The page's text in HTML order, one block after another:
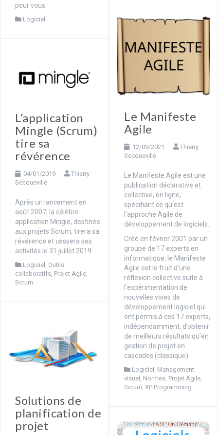
pour vous.
Logiciel
Le Manifeste
Agile
12/09/2021
Thierry
Secqueville
Le Manifeste Agile est une
publication déclarative et
collective, en ligne,
spécifiant ce qu’est
l’approche Agile de
développement de logiciels.
Créé en février 2001 par un
groupe de 17 experts en
informatique, le Manifeste
Agile est le fruit d’une
réflexion collective suite à
l’expérimentation de
nouvelles voies de
développement logiciel qui
ont permis à ces 17 experts,
indépendamment, d’obtenir
de meilleurs résultats qu’en
gestion de projet en
cascades (classique).
Logiciel , Management
visuel , Normes, Projet Agile,
Scrum, XP Programming
L’application
Mingle (Scrum)
tire sa
révérence
04/01/2019
Thierry
Secqueville
Après un lancement en
août 2007, la célèbre
application Mingle, destinée
aux projets Scrum, tirera sa
révérence et cessera ses
activités le 31 juillet 2019.
Logiciel
Outils
collaboratifs Projet Agile
Scrum
Solutions de
planification de
projet